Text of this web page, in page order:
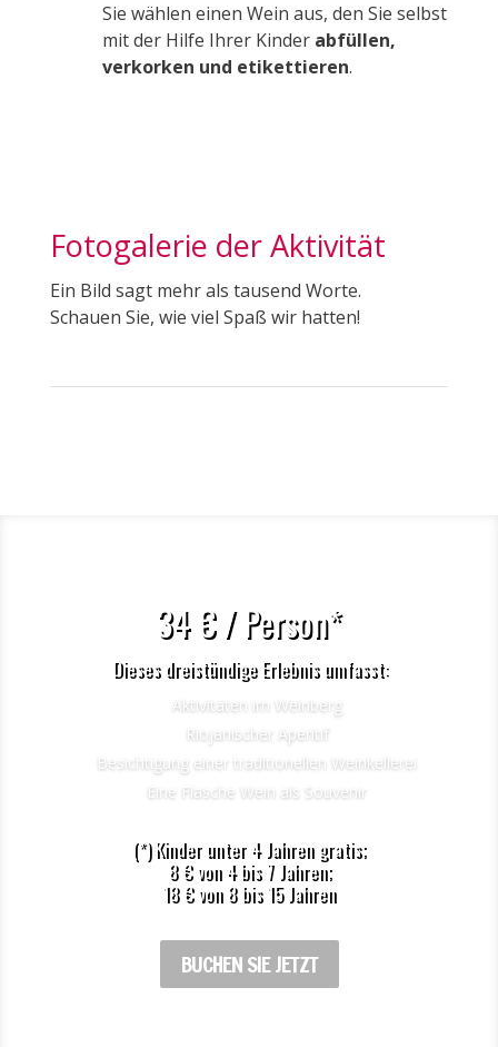
Sie wählen einen Wein aus, den Sie selbst
mit der Hilfe Ihrer Kinder abfüllen,
verkorken und etikettieren.
Fotogalerie der Aktivität
Ein Bild sagt mehr als tausend Worte.
Schauen Sie, wie viel Spaß wir hatten!
34 € / Person*
Dieses dreistündige Erlebnis umfasst:
Aktivitäten im Weinberg
Riojanischer Aperitif
Besichtigung einer traditionellen Weinkellerei
Eine Flasche Wein als Souvenir
(*) Kinder unter 4 Jahren gratis;
8 € von 4 bis 7 Jahren;
18 € von 8 bis 15 Jahren
BUCHEN SIE JETZT